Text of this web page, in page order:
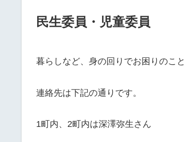
民生委員・児童委員
暮らしなど、身の回りでお困りのこ
連絡先は下記の通りです。
1町内、2町内は深澤弥生さん